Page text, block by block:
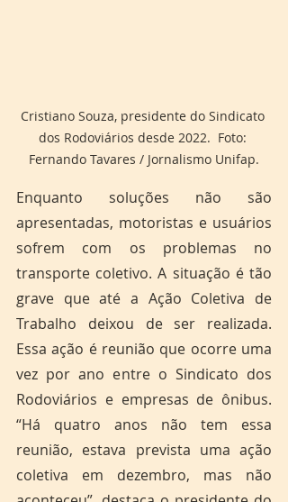
Cristiano Souza, presidente do Sindicato
dos Rodoviários desde 2022.  Foto:
Fernando Tavares / Jornalismo Unifap.
Enquanto soluções não são
apresentadas, motoristas e usuários
sofrem com os problemas no
transporte coletivo. A situação é tão
grave que até a Ação Coletiva de
Trabalho deixou de ser realizada.
Essa ação é reunião que ocorre uma
vez por ano entre o Sindicato dos
Rodoviários e empresas de ônibus.
“Há quatro anos não tem essa
reunião, estava prevista uma ação
coletiva em dezembro, mas não